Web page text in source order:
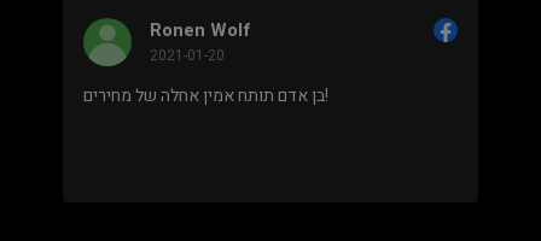
בן אדם תותח אמין אחלה של מחירים!
Nadav Peket
מחיר נמוך והוגן למעבד 5900X בלי שצריך לקנות